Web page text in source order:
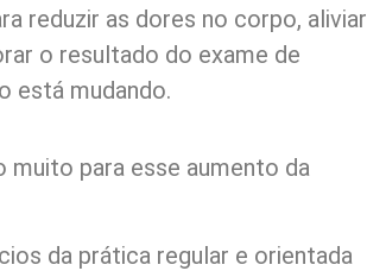
reduzir as dores no corpo, aliviar
o resultado do exame de
está mudando.
para esse aumento da
da prática regular e orientada